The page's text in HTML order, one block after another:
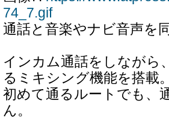
74_7.gif
通話と音楽やナビ音声を
インカム通話をしながら
るミキシング機能を搭載。
初めて通るルートでも、
ん。